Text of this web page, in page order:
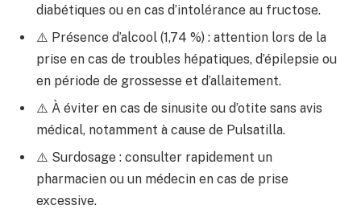
diabétiques ou en cas d’intolérance au fructose.
⚠️ Présence d’alcool (1,74 %) : attention lors de la
prise en cas de troubles hépatiques, d’épilepsie ou
en période de grossesse et d’allaitement.
⚠️ À éviter en cas de sinusite ou d’otite sans avis
médical, notamment à cause de Pulsatilla.
⚠️ Surdosage : consulter rapidement un
pharmacien ou un médecin en cas de prise
excessive.